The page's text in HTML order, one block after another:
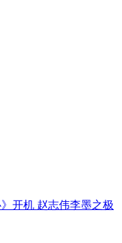
开机 赵志伟李墨之极